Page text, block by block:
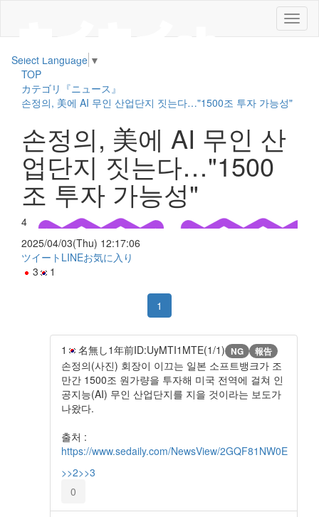
メ
ニ
Select Language ▼
TOP
カテゴリ『ニュース』
손정의, 美에 AI 무인 산업단지 짓는다…"1500조 투자 가능성"
손정의, 美에 AI 무인 산
업단지 짓는다…"1500
조 투자 가능성"
4
2025/04/03(Thu) 12:17:06
ツイート LINEお気に入り
3
1
1
1 名無し1年前ID:UyMTI1MTE(1/1) NG 報告
손정의(사진) 회장이 이끄는 일본 소프트뱅크가 조
만간 1500조 원가량을 투자해 미국 전역에 걸쳐 인
공지능(AI) 무인 산업단지를 지을 것이라는 보도가
나왔다.
출처 :
https://www.sedaily.com/NewsView/2GQF81NW0E
>>2>>3
0